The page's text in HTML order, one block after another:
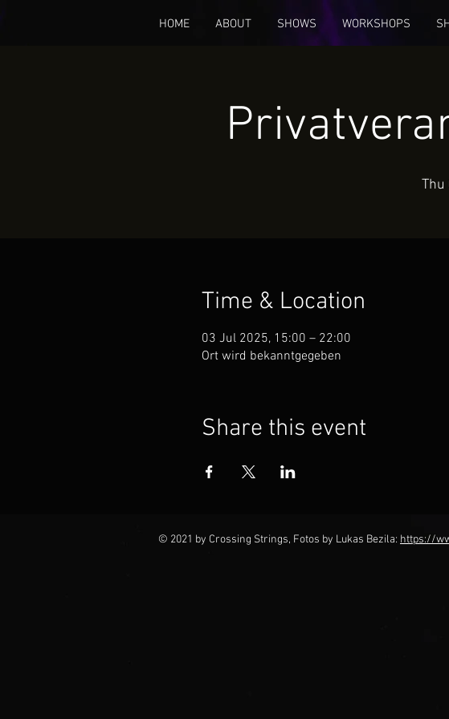
HOME ABOUT SHOWS WORKSHOPS
Thu
Time & Location
03 Jul 2025, 15:00 – 22:00
Ort wird bekanntgegeben
Share this event
© 2021 by Crossing Strings, Fotos by Lukas Bezila: https://